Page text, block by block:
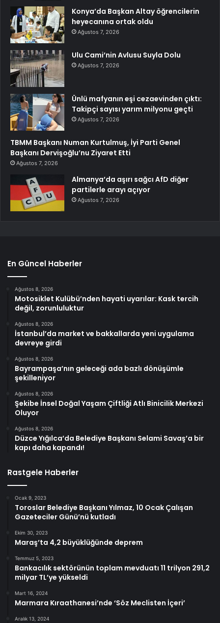
Konya’da Başkan Altay öğrencilerin
heyecanına ortak oldu
Ağustos 7, 2026
Ulu Cami’nin Avlusu Suyla Dolu
Ağustos 7, 2026
Ünlü mafyanın eşi cezaevinden çıktı:
Takipçi sayısı yarım milyonu geçti
Ağustos 7, 2026
TBMM Başkanı Numan Kurtulmuş, İyi Parti Genel
Başkanı Dervişoğlu’nu Ziyaret Etti
Ağustos 7, 2026
Almanya’da aşırı sağcı AfD diğer
partilerle arayı açıyor
Ağustos 7, 2026
En Güncel Haberler
Ağustos 8, 2026
Motosiklet Kulübü’nden hayati uyarılar: Kask tercih
değil, zorunluluktur
Ağustos 8, 2026
İstanbul’da market ve bakkallarda yeni uygulama
devreye girdi
Ağustos 8, 2026
Bayrampaşa’nın geleceği ada bazlı dönüşümle
şekilleniyor
Ağustos 8, 2026
Şekibe İnsel Doğal Yaşam Çiftliği Atlı Binicilik Merkezi
Oluyor
Ağustos 8, 2026
Düzce Yığılca’da Belediye Başkanı Selami Savaş’a bir
kapı daha kapandı!
Rastgele Haberler
Ocak 9, 2023
Toroslar Belediye Başkanı Yılmaz, 10 Ocak Çalışan
Gazeteciler Günü’nü kutladı
Ekim 30, 2023
Maraş’ta 4,2 büyüklüğünde deprem
Temmuz 5, 2023
Bankacılık sektörünün toplam mevduatı 11 trilyon 291,2
milyar TL’ye yükseldi
Mart 16, 2024
Marmara Kıraathanesi’nde ‘Söz Meclisten İçeri’
Aralık 13, 2024